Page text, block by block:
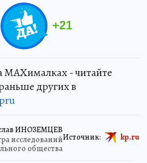
+21
- читайте
других в
ИНОЗЕМЦЕВ
исследований
обще­ства
Источник: kp.ru